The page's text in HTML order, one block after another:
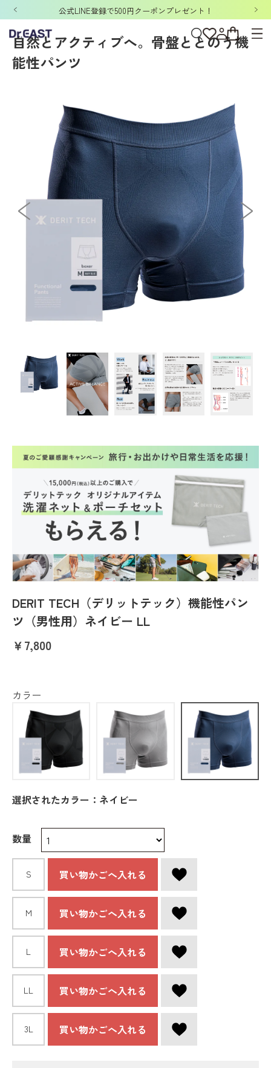
「洗濯ネット&ポーチ」ノベルティキャンペーン開催中！
ホーム DERIT TECH >DERIT TECHメンズ >パンツ >DERIT TECH（デリット
自然とアクティブへ。骨盤ととのう機
能性パンツ
DERIT TECH（デリットテック）機能性パン
ツ（男性用）ネイビー LL
￥7,800
カラー
選択されたカラー：ネイビー
数量
S 買い物かごへ入れる
Ｍ 買い物かごへ入れる
L 買い物かごへ入れる
LL 買い物かごへ入れる
3L 買い物かごへ入れる